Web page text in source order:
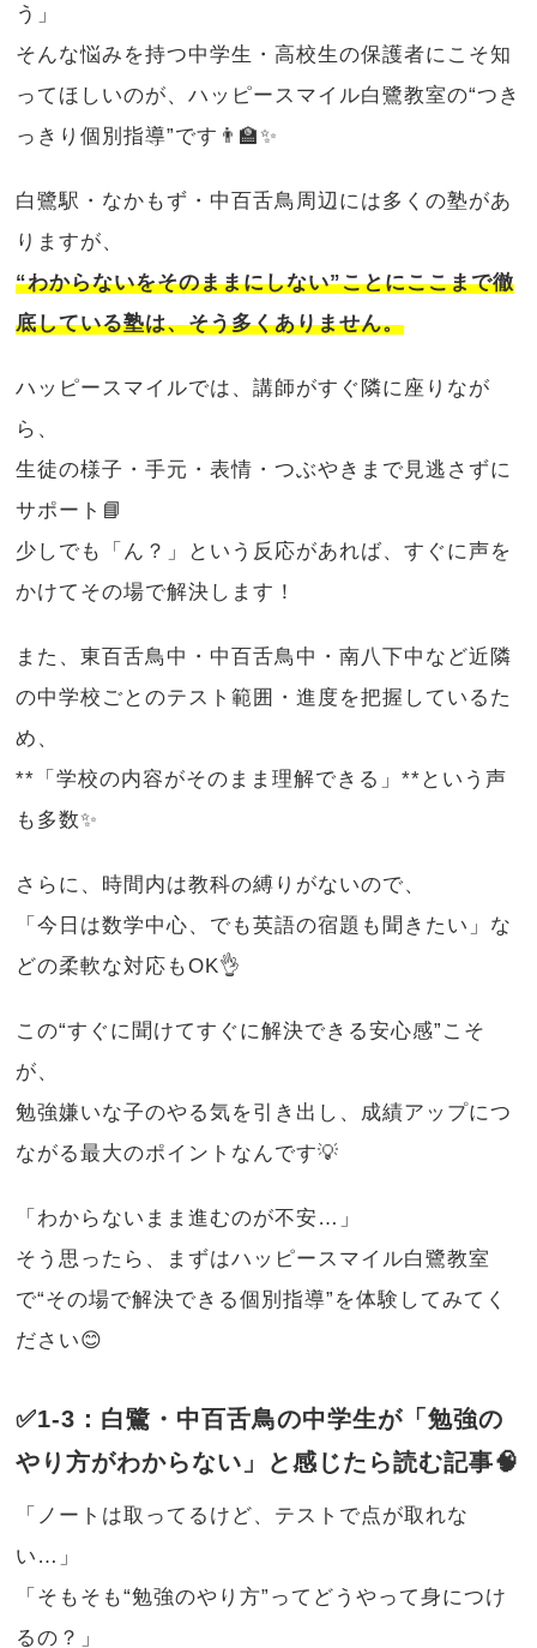
う」
そんな悩みを持つ中学生・高校生の保護者にこそ知
ってほしいのが、ハッピースマイル白鷺教室の“つき
っきり個別指導”です👨‍🏫✨
白鷺駅・なかもず・中百舌鳥周辺には多くの塾があ
りますが、
“わからないをそのままにしない”ことにここまで徹
底している塾は、そう多くありません。
ハッピースマイルでは、講師がすぐ隣に座りなが
ら、
生徒の様子・手元・表情・つぶやきまで見逃さずに
サポート📘
少しでも「ん？」という反応があれば、すぐに声を
かけてその場で解決します！
また、東百舌鳥中・中百舌鳥中・南八下中など近隣
の中学校ごとのテスト範囲・進度を把握しているた
め、
**「学校の内容がそのまま理解できる」**という声
も多数✨
さらに、時間内は教科の縛りがないので、
「今日は数学中心、でも英語の宿題も聞きたい」な
どの柔軟な対応もOK👌
この“すぐに聞けてすぐに解決できる安心感”こそ
が、
勉強嫌いな子のやる気を引き出し、成績アップにつ
ながる最大のポイントなんです💡
「わからないまま進むのが不安…」
そう思ったら、まずはハッピースマイル白鷺教室
で“その場で解決できる個別指導”を体験してみてく
ださい😊
✅1-3：白鷺・中百舌鳥の中学生が「勉強の
やり方がわからない」と感じたら読む記事🧠
「ノートは取ってるけど、テストで点が取れな
い…」
「そもそも“勉強のやり方”ってどうやって身につけ
るの？」